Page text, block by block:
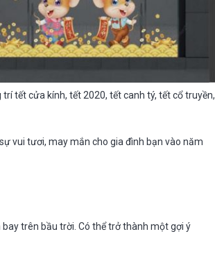
tết cửa kính, tết 2020, tết canh tý, tết cổ truyền,
vui tươi, may mắn cho gia đình bạn vào năm
trên bầu trời. Có thể trở thành một gợi ý